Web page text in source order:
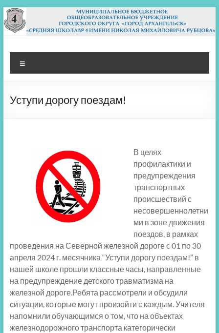
Перейти
к
содержимому
МБОУ СШ 4
Архангельск
Уступи дорогу поездам!
В целях
профилактики и
предупреждения
транспортных
происшествий с
несовершеннолетни
ми в зоне движения
поездов, в рамках
проведения на Северной железной дороге с 01 по 30
апреля 2024 г. месячника “Уступи дорогу поездам!” в
нашей школе прошли классные часы, направленные
на предупреждение детского травматизма на
железной дороге.Ребята рассмотрели и обсудили
ситуации, которые могут произойти с каждым. Учителя
напомнили обучающимся о том, что на объектах
железнодорожного транспорта категорически